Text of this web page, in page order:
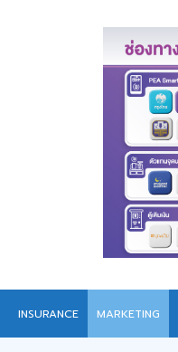
INSURANCE MARKETING